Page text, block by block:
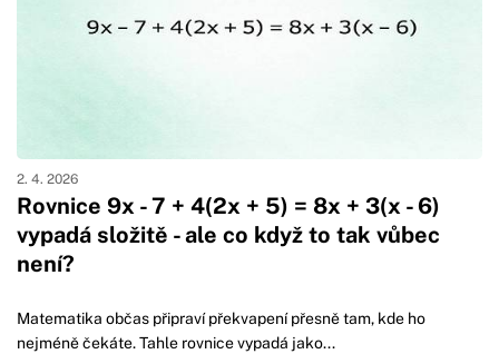
Rovnice 9x - 7 + 4(2x + 5) = 8x + 3(x - 6)
vypadá složitě - ale co když to tak vůbec
není?
2. 4. 2026
Matematika občas připraví překvapení přesně tam, kde ho
nejméně čekáte. Tahle rovnice vypadá jako...